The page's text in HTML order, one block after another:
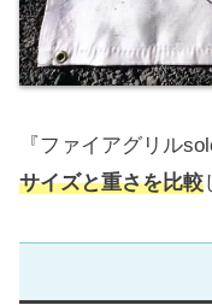
『ファイアグリル
サイズと重さを比較